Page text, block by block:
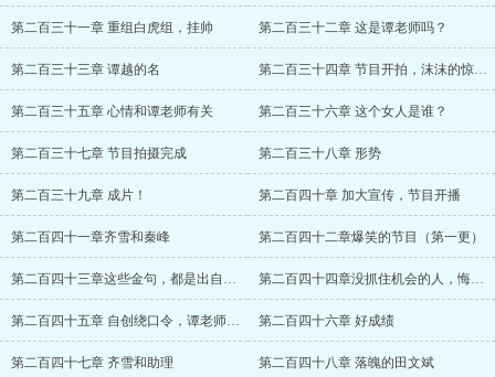
第二百三十一章 重组白虎组，挂帅 第二百三十二章 这是谭老师吗？
第二百三十三章 谭越的名 第二百三十四章 节目开拍，沫沫的惊喜？
第二百三十五章 心情和谭老师有关 第二百三十六章 这个女人是谁？
第二百三十七章 节目拍摄完成 第二百三十八章 形势
第二百三十九章 成片！ 第二百四十章 加大宣传，节目开播
第二百四十一章齐雪和秦峰 第二百四十二章爆笑的节目（第一更）
第二百四十三章这些金句，都是出自谭越之手 第二百四十四章没抓住机会的人，悔之晚矣
第二百四十五章 自创绕口令，谭老师威武 第二百四十六章 好成绩
第二百四十七章 齐雪和助理 第二百四十八章 落魄的田文斌